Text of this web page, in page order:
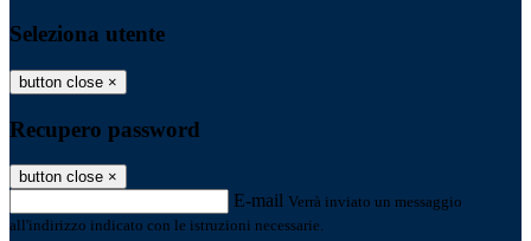
Seleziona utente
button close ×
Recupero password
button close ×
E-mail Verrà inviato un messaggio
all'indirizzo indicato con le istruzioni necessarie.